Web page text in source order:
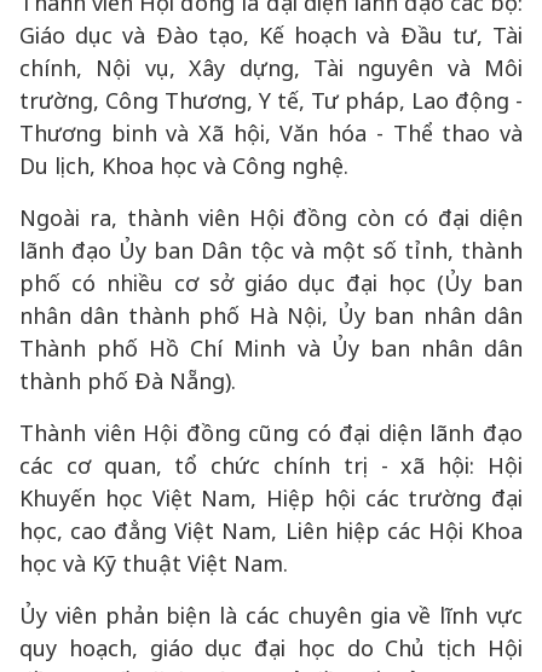
Giáo dục và Đào tạo, Kế hoạch và Đầu tư, Tài
chính, Nội vụ, Xây dựng, Tài nguyên và Môi
trường, Công Thương, Y tế, Tư pháp, Lao động -
Thương binh và Xã hội, Văn hóa - Thể thao và
Du lịch, Khoa học và Công nghệ.
Ngoài ra, thành viên Hội đồng còn có đại diện
lãnh đạo Ủy ban Dân tộc và một số tỉnh, thành
phố có nhiều cơ sở giáo dục đại học (Ủy ban
nhân dân thành phố Hà Nội, Ủy ban nhân dân
Thành phố Hồ Chí Minh và Ủy ban nhân dân
thành phố Đà Nẵng).
Thành viên Hội đồng cũng có đại diện lãnh đạo
các cơ quan, tổ chức chính trị - xã hội: Hội
Khuyến học Việt Nam, Hiệp hội các trường đại
học, cao đẳng Việt Nam, Liên hiệp các Hội Khoa
học và Kỹ thuật Việt Nam.
Ủy viên phản biện là các chuyên gia về lĩnh vực
quy hoạch, giáo dục đại học do Chủ tịch Hội